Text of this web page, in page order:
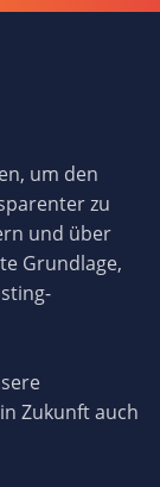
um den
zu
und über
Grundlage,
Zukunft auch